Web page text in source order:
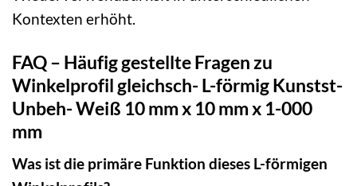
Kontexten erhöht.
FAQ – Häufig gestellte Fragen zu
Winkelprofil gleichsch- L-förmig Kunstst-
Unbeh- Weiß 10 mm x 10 mm x 1-000
mm
Was ist die primäre Funktion dieses L-förmigen